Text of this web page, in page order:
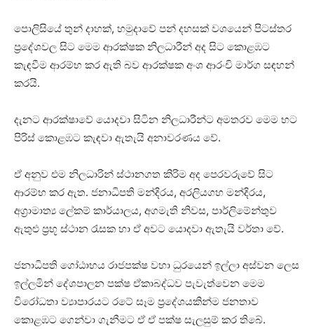
පොලිසියේ තුන් දාහක්, හමුදාවේ පන් දහසක් වශයෙන් පිටස්තර
ප්‍රදේශවල සිට මෙම ආරක්ෂක නිලධාරීන් අද සිට කොළඹට
කැඳවීම ආරම්භ කර ඇති බව ආරක්ෂක අංශ ආරංචි මාර්ග සඳහන්
කරයි.
දැනට ආරක්ෂාවේ යොදවා සිටින නිලධාරීන්ට අමතරව මෙම භට
පිරිස් කොළඹට කැඳවා ඇතැයි අනාවරණය වේ.
ඒ අනුව එම නිලධාරින් ස්ථානගත කිරිම අද පෙරවරුවේ සිට
ආරම්භ කර ඇත. ජනාධිපති මන්දිරය, අරලියගහ මන්දිරය,
අග්‍රාමාත්‍ය ලේකම් කාර්යාලය, අගමැති නිවස, පාර්ලිමේන්තුව
ඇතුළු ප්‍රභූ ස්ථාන රැසක හා ඒ අවට යොදවා ඇතැයි වර්තා වේ.
ජනාධිපති ගෝඨාභය රාජපක්ෂ වහා ධුරයෙන් ඉල්ලා අස්වන ලෙස
ඉල්ලමින් දේශපාලන පක්ෂ ඒකාබද්ධව පැවැත්වෙන මෙම
විරෝධතා ව්‍යාපාරයට රටේ සෑම ප්‍රදේශයකින්ම ජනතාව
කොළඹට ගෙන්වා ගැනීමට ඒ ඒ පක්ෂ සැලසුම් කර තිබේ.